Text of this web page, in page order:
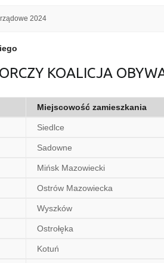
2024
KOALICJA
Miejscowość zamieszkania
Siedlce
Sadowne
Mińsk Mazowiecki
Ostrów Mazowiecka
Wyszków
Ostrołęka
Kotuń